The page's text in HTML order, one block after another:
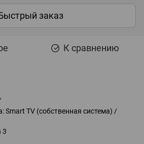
заказ
К сравнению
Smart TV (собственная система) /
3